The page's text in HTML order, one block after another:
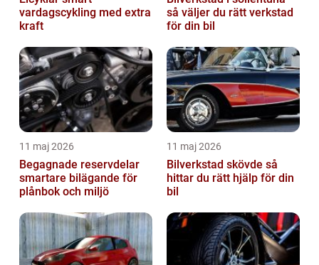
vardagscykling med extra
kraft
så väljer du rätt verkstad
för din bil
11 maj 2026
Begagnade reservdelar
smartare bilägande för
plånbok och miljö
11 maj 2026
Bilverkstad skövde så
hittar du rätt hjälp för din
bil